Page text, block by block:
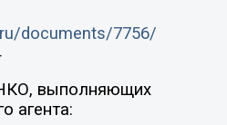
documents/7756/
выполняющих
агента: